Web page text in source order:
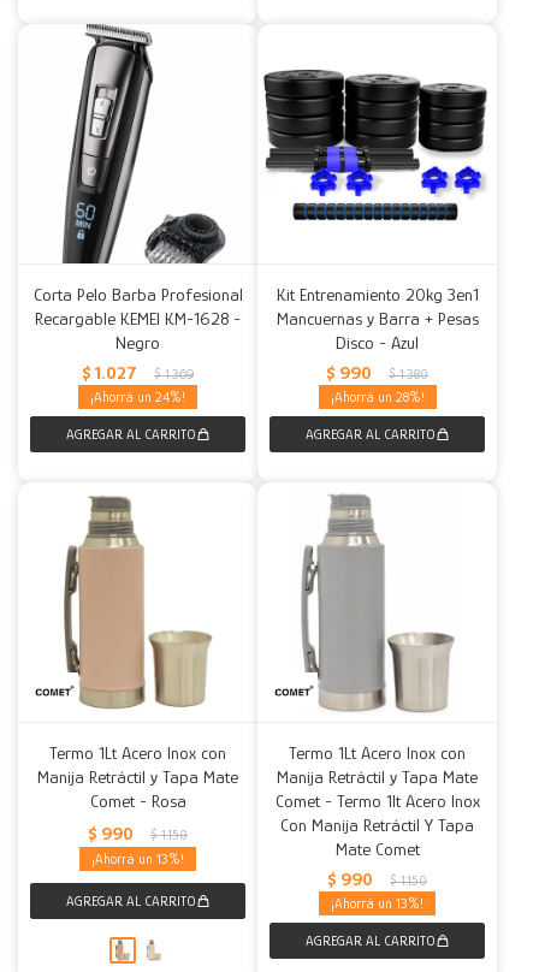
Corta Pelo Barba Profesional
Recargable KEMEI KM-1628 -
Negro
$ 1.027 $ 1.369
24
Kit Entrenamiento 20kg 3en1
Mancuernas y Barra + Pesas
Disco - Azul
$ 990 $ 1.380
28
Termo 1Lt Acero Inox con
Manija Retráctil y Tapa Mate
Comet - Rosa
$ 990 $ 1.150
13
Termo 1Lt Acero Inox con
Manija Retráctil y Tapa Mate
Comet - Termo 1lt Acero Inox
Con Manija Retráctil Y Tapa
Mate Comet
$ 990 $ 1.150
13